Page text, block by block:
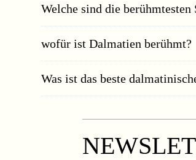
Welche sind die
wofür ist Dalmatien berühmt?
Was ist das beste